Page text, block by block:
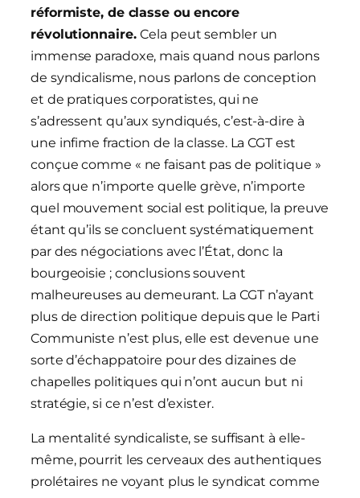
réformiste, de classe ou encore
révolutionnaire.Cela peut sembler un
immense paradoxe, mais quand nous parlons
de syndicalisme, nous parlons de conception
et de pratiques corporatistes, qui ne
s’adressent qu’aux syndiqués, c’est-à-dire à
une infime fraction de la classe. La CGT est
conçue comme « ne faisant pas de politique »
alors que n’importe quelle grève, n’importe
quel mouvement social est politique, la preuve
étant qu’ils se concluent systématiquement
par des négociations avec l’État, donc la
bourgeoisie ; conclusions souvent
malheureuses au demeurant. La CGT n’ayant
plus de direction politique depuis que le Parti
Communiste n’est plus, elle est devenue une
sorte d’échappatoire pour des dizaines de
chapelles politiques qui n’ont aucun but ni
stratégie, si ce n’est d’exister.
La mentalité syndicaliste, se suffisant à elle-
même, pourrit les cerveaux des authentiques
prolétaires ne voyant plus le syndicat comme